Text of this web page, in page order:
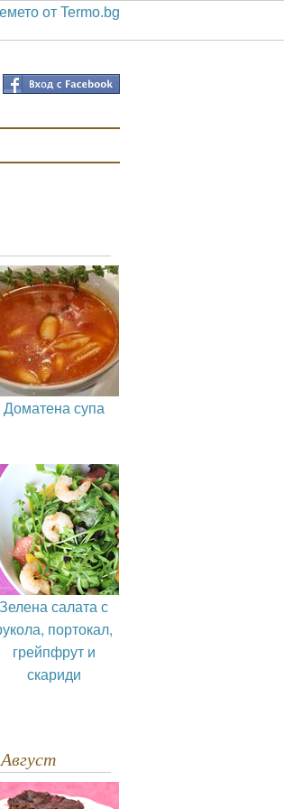
от Termo.bg
Доматена супа
Зелена салата с
портокал,
грейпфрут и
скариди